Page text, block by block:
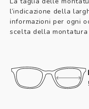
l’indicazione della
informazioni per ogni
scelta della